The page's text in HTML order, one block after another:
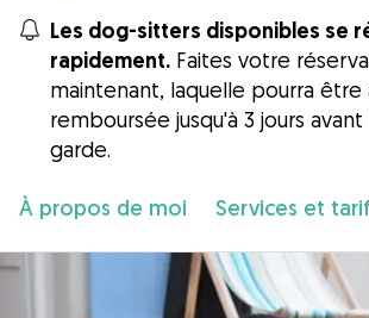
Les dog-sitters disponibles se
rapidement. Faites votre
maintenant, laquelle pourra être
remboursée jusqu'à 3 jours
garde.
À propos de moi Services et